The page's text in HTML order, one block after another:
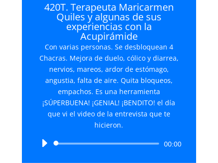
420T. Terapeuta Maricarmen
Quiles y algunas de sus
experiencias con la
Acupirámide
Con varias personas. Se desbloquean 4
Chacras. Mejora de duelo, cólico y diarrea,
nervios, mareos, ardor de estómago,
angustia, falta de aire. Quita bloqueos,
empachos. Es una herramienta
¡SÚPERBUENA! ¡GENIAL! ¡BENDITO! el día
que vi el video de la entrevista que te
hicieron.
Reproductor
00:00